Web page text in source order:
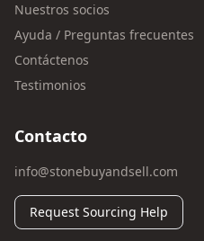
Nuestros socios
Ayuda / Preguntas frecuentes
Contáctenos
Testimonios
Contacto
info@stonebuyandsell.com
Request Sourcing Help